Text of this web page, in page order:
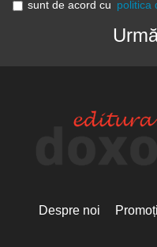
sunt de acord cu politica
Despre noi